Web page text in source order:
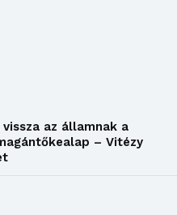
az államnak a
– Vitézy